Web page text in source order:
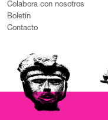
Colabora con nosotros
Boletín
Contacto